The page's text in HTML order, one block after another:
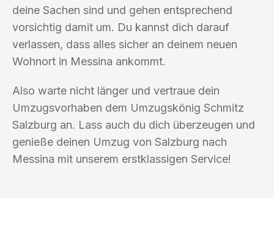
deine Sachen sind und gehen entsprechend
vorsichtig damit um. Du kannst dich darauf
verlassen, dass alles sicher an deinem neuen
Wohnort in Messina ankommt.
Also warte nicht länger und vertraue dein
Umzugsvorhaben dem Umzugskönig Schmitz
Salzburg an. Lass auch du dich überzeugen und
genieße deinen Umzug von Salzburg nach
Messina mit unserem erstklassigen Service!